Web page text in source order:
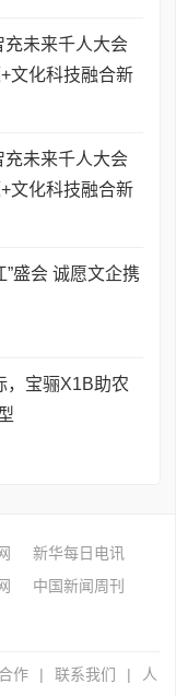
充未来千人大会
化科技融合新
充未来千人大会
化科技融合新
”盛会 诚愿文企携
，宝骊X1B助农
新华每日电讯
中国新闻周刊
作 | 联系我们 | 人